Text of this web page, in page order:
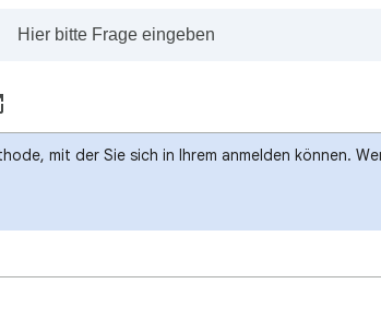
mit der Sie sich in Ihrem anmelden können.